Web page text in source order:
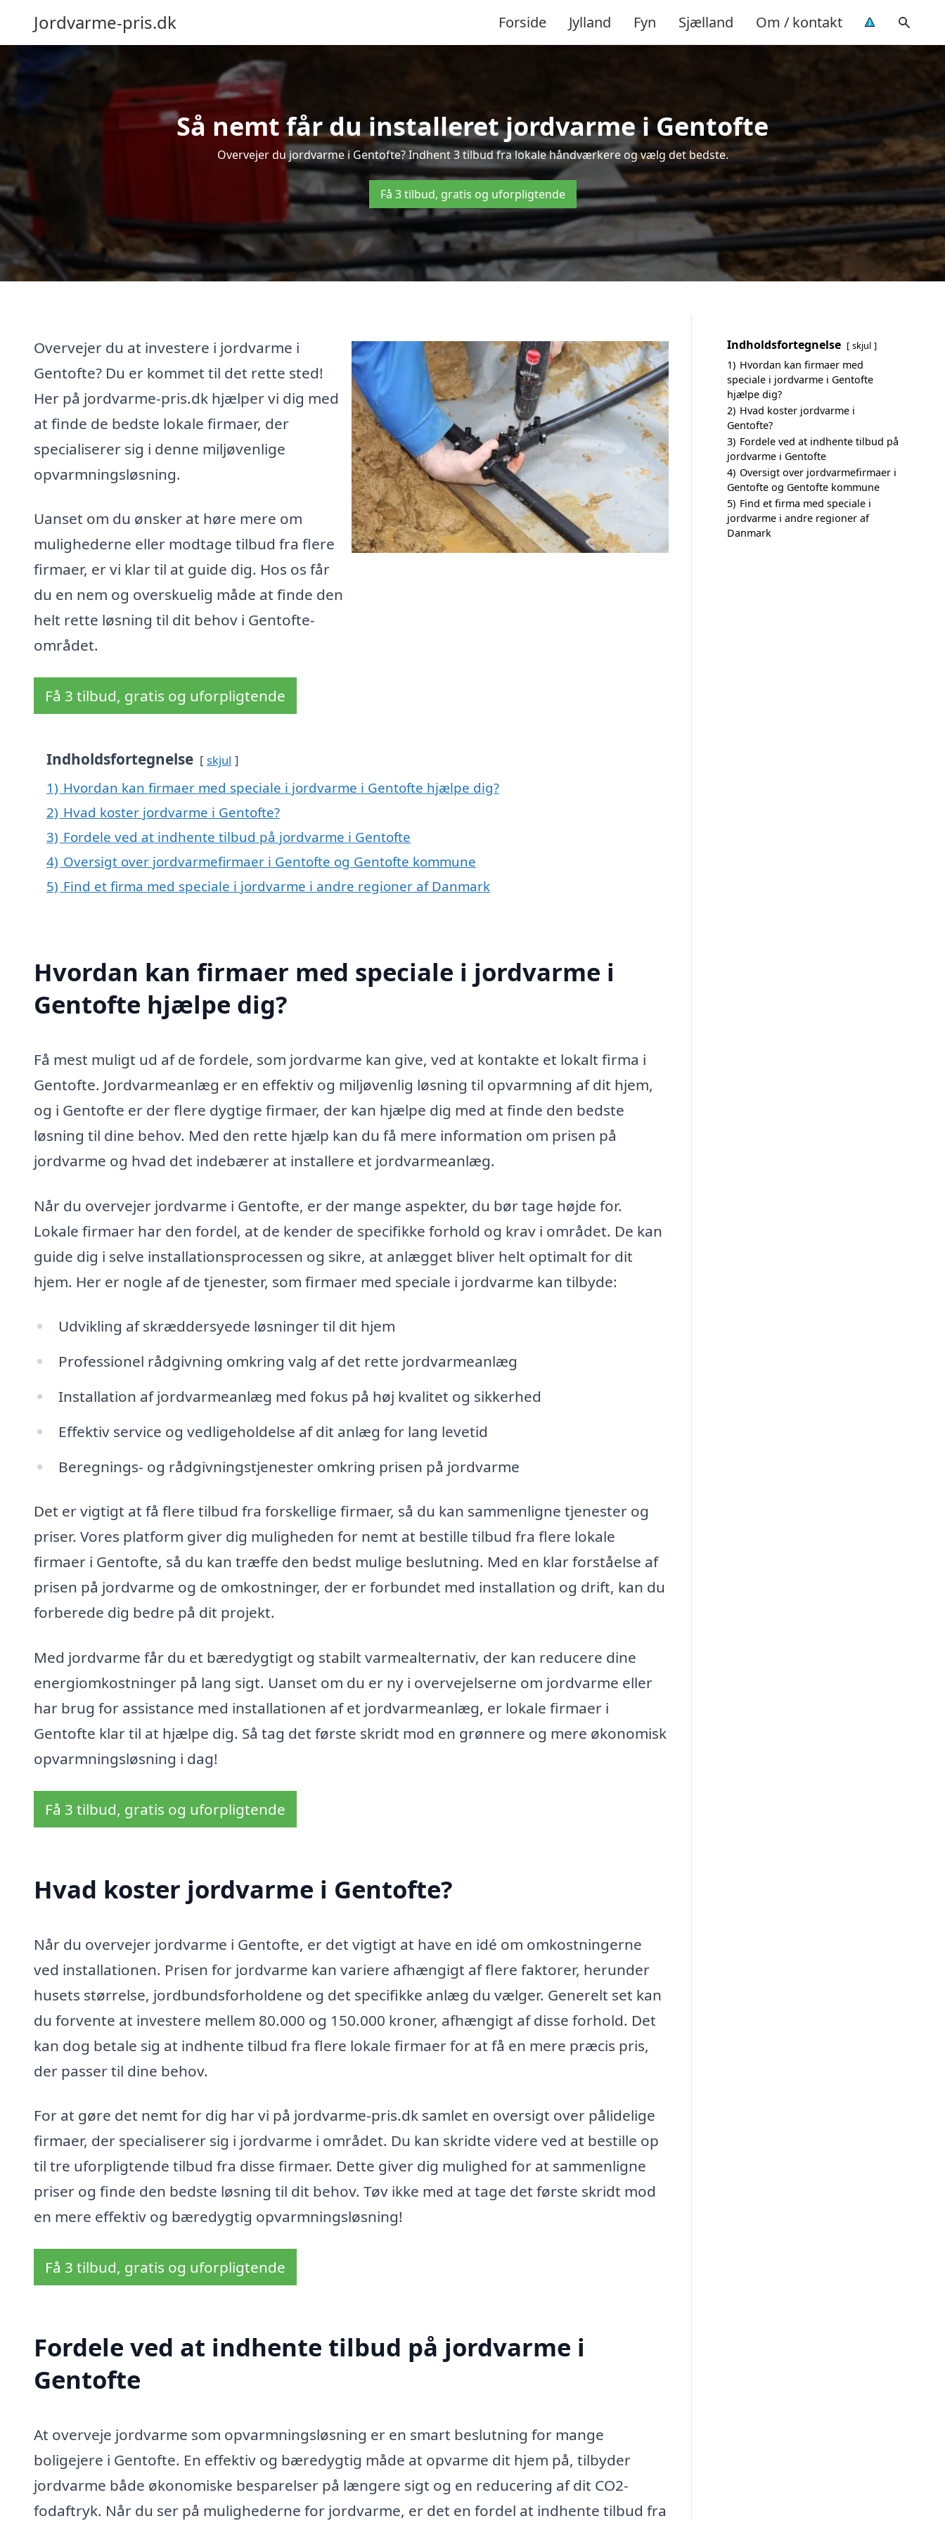
Jordvarme-pris.dk Forside Jylland Fyn Sjælland Om / kontakt
Så nemt får du installeret jordvarme i Gentofte
Overvejer du jordvarme i Gentofte? Indhent 3 tilbud fra lokale håndværkere og vælg det bedste.
Få 3 tilbud, gratis og uforpligtende
Overvejer du at investere i jordvarme i
Gentofte? Du er kommet til det rette sted!
Her på jordvarme-pris.dk hjælper vi dig med
at finde de bedste lokale firmaer, der
specialiserer sig i denne miljøvenlige
opvarmningsløsning.
Uanset om du ønsker at høre mere om
mulighederne eller modtage tilbud fra flere
firmaer, er vi klar til at guide dig. Hos os får
du en nem og overskuelig måde at finde den
helt rette løsning til dit behov i Gentofte-
området.
Få 3 tilbud, gratis og uforpligtende
Indholdsfortegnelse skjul
1) Hvordan kan firmaer med speciale i jordvarme i Gentofte hjælpe dig?
2) Hvad koster jordvarme i Gentofte?
3) Fordele ved at indhente tilbud på jordvarme i Gentofte
4) Oversigt over jordvarmefirmaer i Gentofte og Gentofte kommune
5) Find et firma med speciale i jordvarme i andre regioner af Danmark
Hvordan kan firmaer med speciale i jordvarme i
Gentofte hjælpe dig?
Få mest muligt ud af de fordele, som jordvarme kan give, ved at kontakte et lokalt firma i
Gentofte. Jordvarmeanlæg er en effektiv og miljøvenlig løsning til opvarmning af dit hjem,
og i Gentofte er der flere dygtige firmaer, der kan hjælpe dig med at finde den bedste
løsning til dine behov. Med den rette hjælp kan du få mere information om prisen på
jordvarme og hvad det indebærer at installere et jordvarmeanlæg.
Når du overvejer jordvarme i Gentofte, er der mange aspekter, du bør tage højde for.
Lokale firmaer har den fordel, at de kender de specifikke forhold og krav i området. De kan
guide dig i selve installationsprocessen og sikre, at anlægget bliver helt optimalt for dit
hjem. Her er nogle af de tjenester, som firmaer med speciale i jordvarme kan tilbyde:
Udvikling af skræddersyede løsninger til dit hjem
Professionel rådgivning omkring valg af det rette jordvarmeanlæg
Installation af jordvarmeanlæg med fokus på høj kvalitet og sikkerhed
Effektiv service og vedligeholdelse af dit anlæg for lang levetid
Beregnings- og rådgivningstjenester omkring prisen på jordvarme
Det er vigtigt at få flere tilbud fra forskellige firmaer, så du kan sammenligne tjenester og
priser. Vores platform giver dig muligheden for nemt at bestille tilbud fra flere lokale
firmaer i Gentofte, så du kan træffe den bedst mulige beslutning. Med en klar forståelse af
prisen på jordvarme og de omkostninger, der er forbundet med installation og drift, kan du
forberede dig bedre på dit projekt.
Med jordvarme får du et bæredygtigt og stabilt varmealternativ, der kan reducere dine
energiomkostninger på lang sigt. Uanset om du er ny i overvejelserne om jordvarme eller
har brug for assistance med installationen af et jordvarmeanlæg, er lokale firmaer i
Gentofte klar til at hjælpe dig. Så tag det første skridt mod en grønnere og mere økonomisk
opvarmningsløsning i dag!
Få 3 tilbud, gratis og uforpligtende
Hvad koster jordvarme i Gentofte?
Når du overvejer jordvarme i Gentofte, er det vigtigt at have en idé om omkostningerne
ved installationen. Prisen for jordvarme kan variere afhængigt af flere faktorer, herunder
husets størrelse, jordbundsforholdene og det specifikke anlæg du vælger. Generelt set kan
du forvente at investere mellem 80.000 og 150.000 kroner, afhængigt af disse forhold. Det
kan dog betale sig at indhente tilbud fra flere lokale firmaer for at få en mere præcis pris,
der passer til dine behov.
For at gøre det nemt for dig har vi på jordvarme-pris.dk samlet en oversigt over pålidelige
firmaer, der specialiserer sig i jordvarme i området. Du kan skridte videre ved at bestille op
til tre uforpligtende tilbud fra disse firmaer. Dette giver dig mulighed for at sammenligne
priser og finde den bedste løsning til dit behov. Tøv ikke med at tage det første skridt mod
en mere effektiv og bæredygtig opvarmningsløsning!
Få 3 tilbud, gratis og uforpligtende
Fordele ved at indhente tilbud på jordvarme i
Gentofte
At overveje jordvarme som opvarmningsløsning er en smart beslutning for mange
boligejere i Gentofte. En effektiv og bæredygtig måde at opvarme dit hjem på, tilbyder
jordvarme både økonomiske besparelser på længere sigt og en reducering af dit CO2-
fodaftryk. Når du ser på mulighederne for jordvarme, er det en fordel at indhente tilbud fra
Indholdsfortegnelse skjul
1) Hvordan kan firmaer med
speciale i jordvarme i Gentofte
hjælpe dig?
2) Hvad koster jordvarme i
Gentofte?
3) Fordele ved at indhente tilbud på
jordvarme i Gentofte
4) Oversigt over jordvarmefirmaer i
Gentofte og Gentofte kommune
5) Find et firma med speciale i
jordvarme i andre regioner af
Danmark